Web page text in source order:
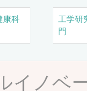
科
工学研
門
イノベ